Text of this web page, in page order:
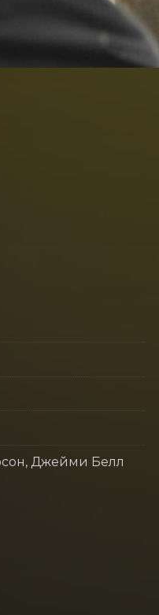
Джейми Белл